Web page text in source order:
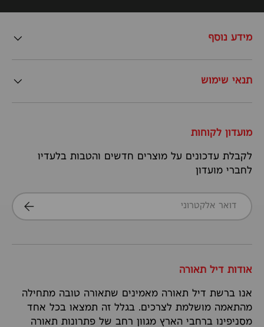
מידע נוסף
תנאי שימוש
מועדון לקוחות
לקבלת עדכונים על מוצרים חדשים והטבות בלעדיו
לחברי מועדון
דואר אלקטרוני
הרשמה
אודות דיל תאורה
אנו ברשת דיל תאורה מאמינים שתאורה טובה מתחילה
מהתאמה מושלמת לצרכים. בגלל זה תמצאו בכל אחד
מסניפינו ברחבי הארץ מגוון רחב של פתרונות תאורה